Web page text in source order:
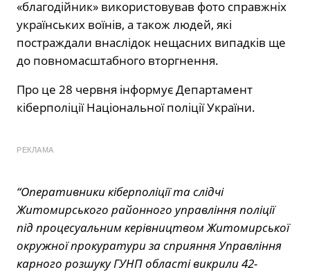
«благодійник» використовував фото справжніх
українських воїнів, а також людей, які
постраждали внаслідок нещасних випадків ще
до повномасштабного вторгнення.
Про це 28 червня інформує Департамент
кіберполіції Національної поліції України.
РЕКЛАМА
“Оперативники кіберполіції та слідчі
Житомирського районного управління поліції
під процесуальним керівництвом Житомирської
окружної прокуратури за сприяння Управління
карного розшуку ГУНП області викрили 42-